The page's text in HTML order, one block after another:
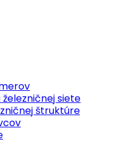
siete
štruktúre